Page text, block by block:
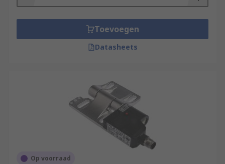
Toevoegen
Datasheets
Op voorraad